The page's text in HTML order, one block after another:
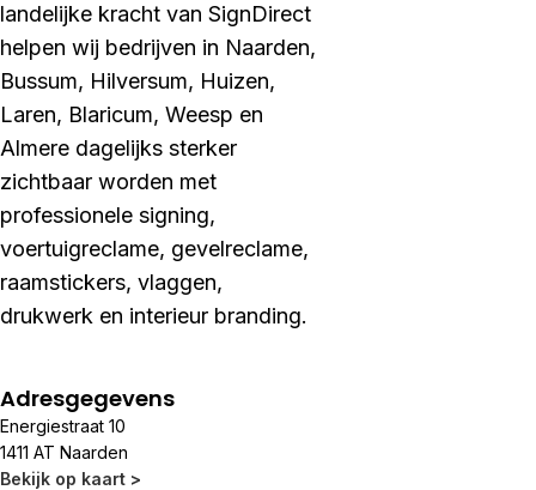
landelijke kracht van SignDirect
helpen wij bedrijven in Naarden,
Bussum, Hilversum, Huizen,
Laren, Blaricum, Weesp en
Almere dagelijks sterker
zichtbaar worden met
professionele signing,
voertuigreclame, gevelreclame,
raamstickers, vlaggen,
drukwerk en interieur branding.
Adresgegevens
Energiestraat 10
1411 AT Naarden
Bekijk op kaart >